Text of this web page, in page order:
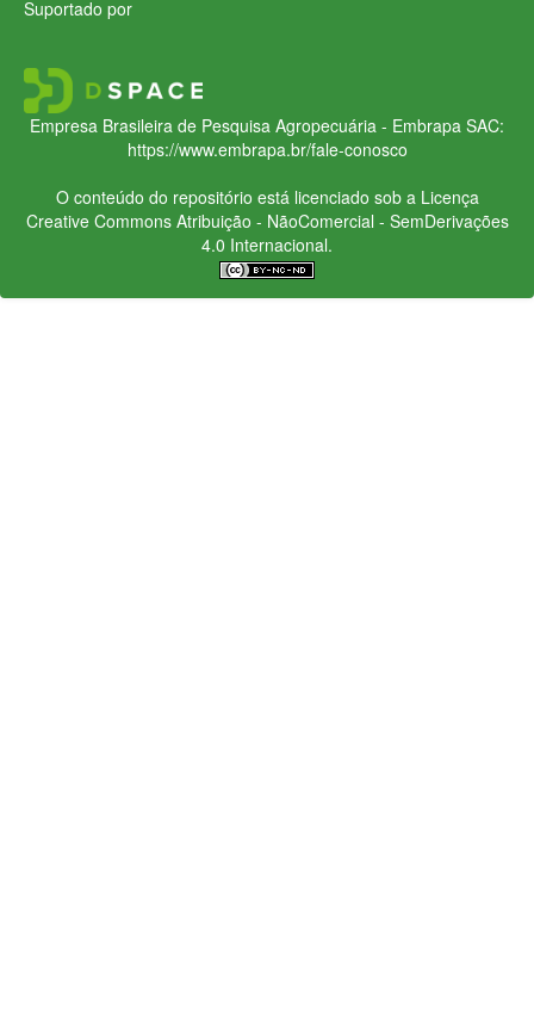
Suportado por
Empresa Brasileira de Pesquisa Agropecuária - Embrapa SAC:
https://www.embrapa.br/fale-conosco
O conteúdo do repositório está licenciado sob a Licença
Creative CommonsAtribuição - NãoComercial - SemDerivações
4.0 Internacional.